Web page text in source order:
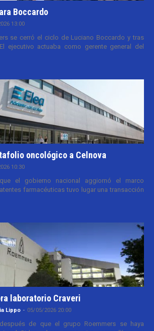
Boccardo
13:00
se cerró el ciclo de Luciano Boccardo y tras
ejecutivo actuaba como gerente general del
oncológico a Celnova
10:30
el gobierno nacional aggiornó el marco
farmacéuticas tuvo lugar una transacción
laboratorio Craveri
Lippo - 05/05/2026 20:00
de que el grupo Roemmers se haya